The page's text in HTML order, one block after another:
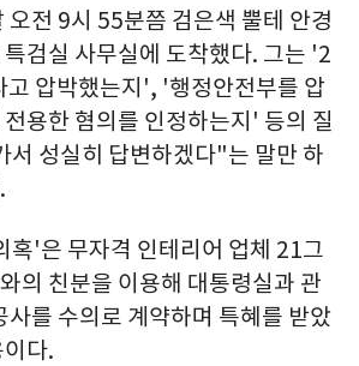
오전 9시 55분쯤 검은색 뿔테 안경
검실 사무실에 도착했다. 그는 '2
고 압박했는지', '행정안전부를 압
용한 혐의를 인정하는지' 등의 질
서 성실히 답변하겠다"는 말만 하
혹'은 무자격 인테리어 업체 21그
의 친분을 이용해 대통령실과 관
사를 수의로 계약하며 특혜를 받았
다.